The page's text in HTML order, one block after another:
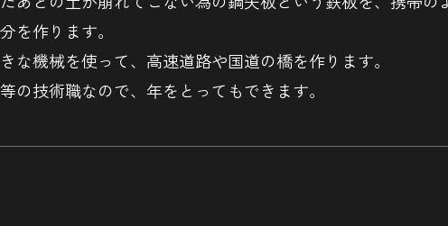
を作ります。
機械を使って、高速道路や国道の橋を作ります。
技術職なので、年をとってもできます。